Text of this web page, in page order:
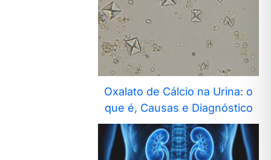
Oxalato de Cálcio na Urina: o
que é, Causas e Diagnóstico